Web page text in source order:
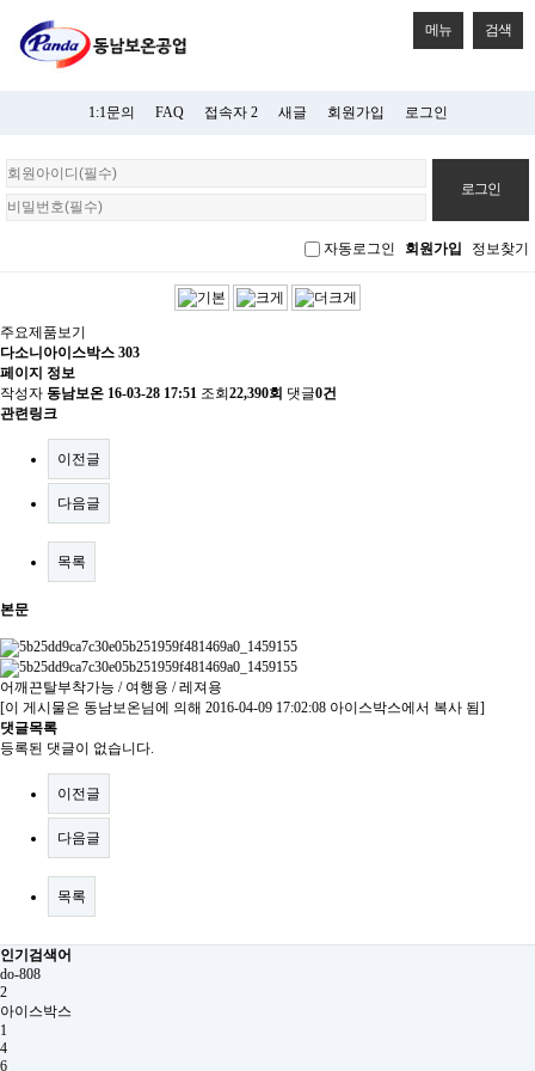
메뉴 검색
1:1문의 FAQ 접속자 2 새글 회원가입 로그인
회
원
로
자동로그인 회원가입 정보찾기
주요제품보기
다소니아이스박스 303
페이지 정보
작성자 동남보온 16-03-28 17:51 조회 22,390회 댓글0건
관련링크
이전글
다음글
목록
본문
어깨끈탈부착가능 / 여행용 / 레져용
[이 게시물은 동남보온님에 의해 2016-04-09 17:02:08 아이스박스에서 복사 됨]
댓글목록
등록된 댓글이 없습니다.
이전글
다음글
목록
인기검색어
do-808
2
아이스박스
1
4
6